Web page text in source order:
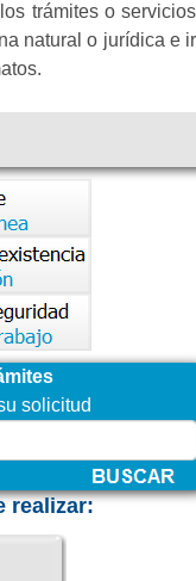
trámites o servicios
natural o jurídica e ir
solicitud
realizar: